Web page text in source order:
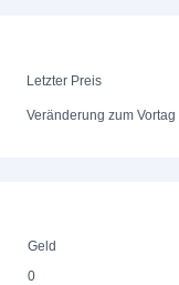
Letzter Preis
Veränderung zum Vortag
Geld
0